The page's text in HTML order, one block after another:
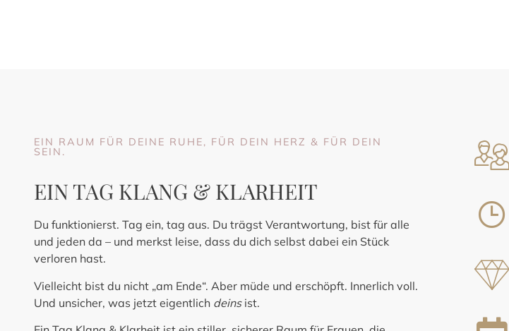
EIN RAUM FÜR DEINE RUHE, FÜR DEIN HERZ & FÜR DEIN
SEIN.
EIN TAG KLANG & KLARHEIT
Du funktionierst. Tag ein, tag aus. Du trägst Verantwortung, bist für alle
und jeden da – und merkst leise, dass du dich selbst dabei ein Stück
verloren hast.
Vielleicht bist du nicht „am Ende“. Aber müde und erschöpft. Innerlich voll.
Und unsicher, was jetzt eigentlich deinsist.